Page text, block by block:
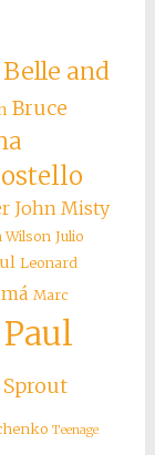
Belle and
Bruce
John Misty
Wilson Julio
Leonard
Marc
Paul
Teenage